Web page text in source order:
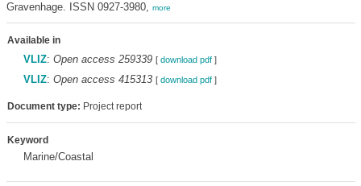
Gravenhage. ISSN 0927-3980, more
Available in
VLIZ: Open access 259339 [ download pdf]
VLIZ: Open access 415313 [ download pdf]
Document type: Project report
Keyword
Marine/Coastal